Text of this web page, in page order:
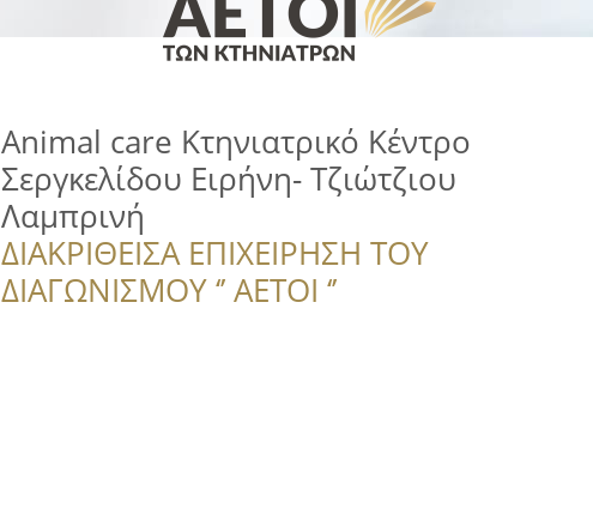
Animal care Κτηνιατρικό Κέντρο
Σεργκελίδου Ειρήνη- Τζιώτζιου
Λαμπρινή
ΔΙΑΚΡΙΘΕΙΣΑ ΕΠΙΧΕΙΡΗΣΗ ΤΟΥ
ΔΙΑΓΩΝΙΣΜΟΥ ‘’ ΑΕΤΟΙ ‘’